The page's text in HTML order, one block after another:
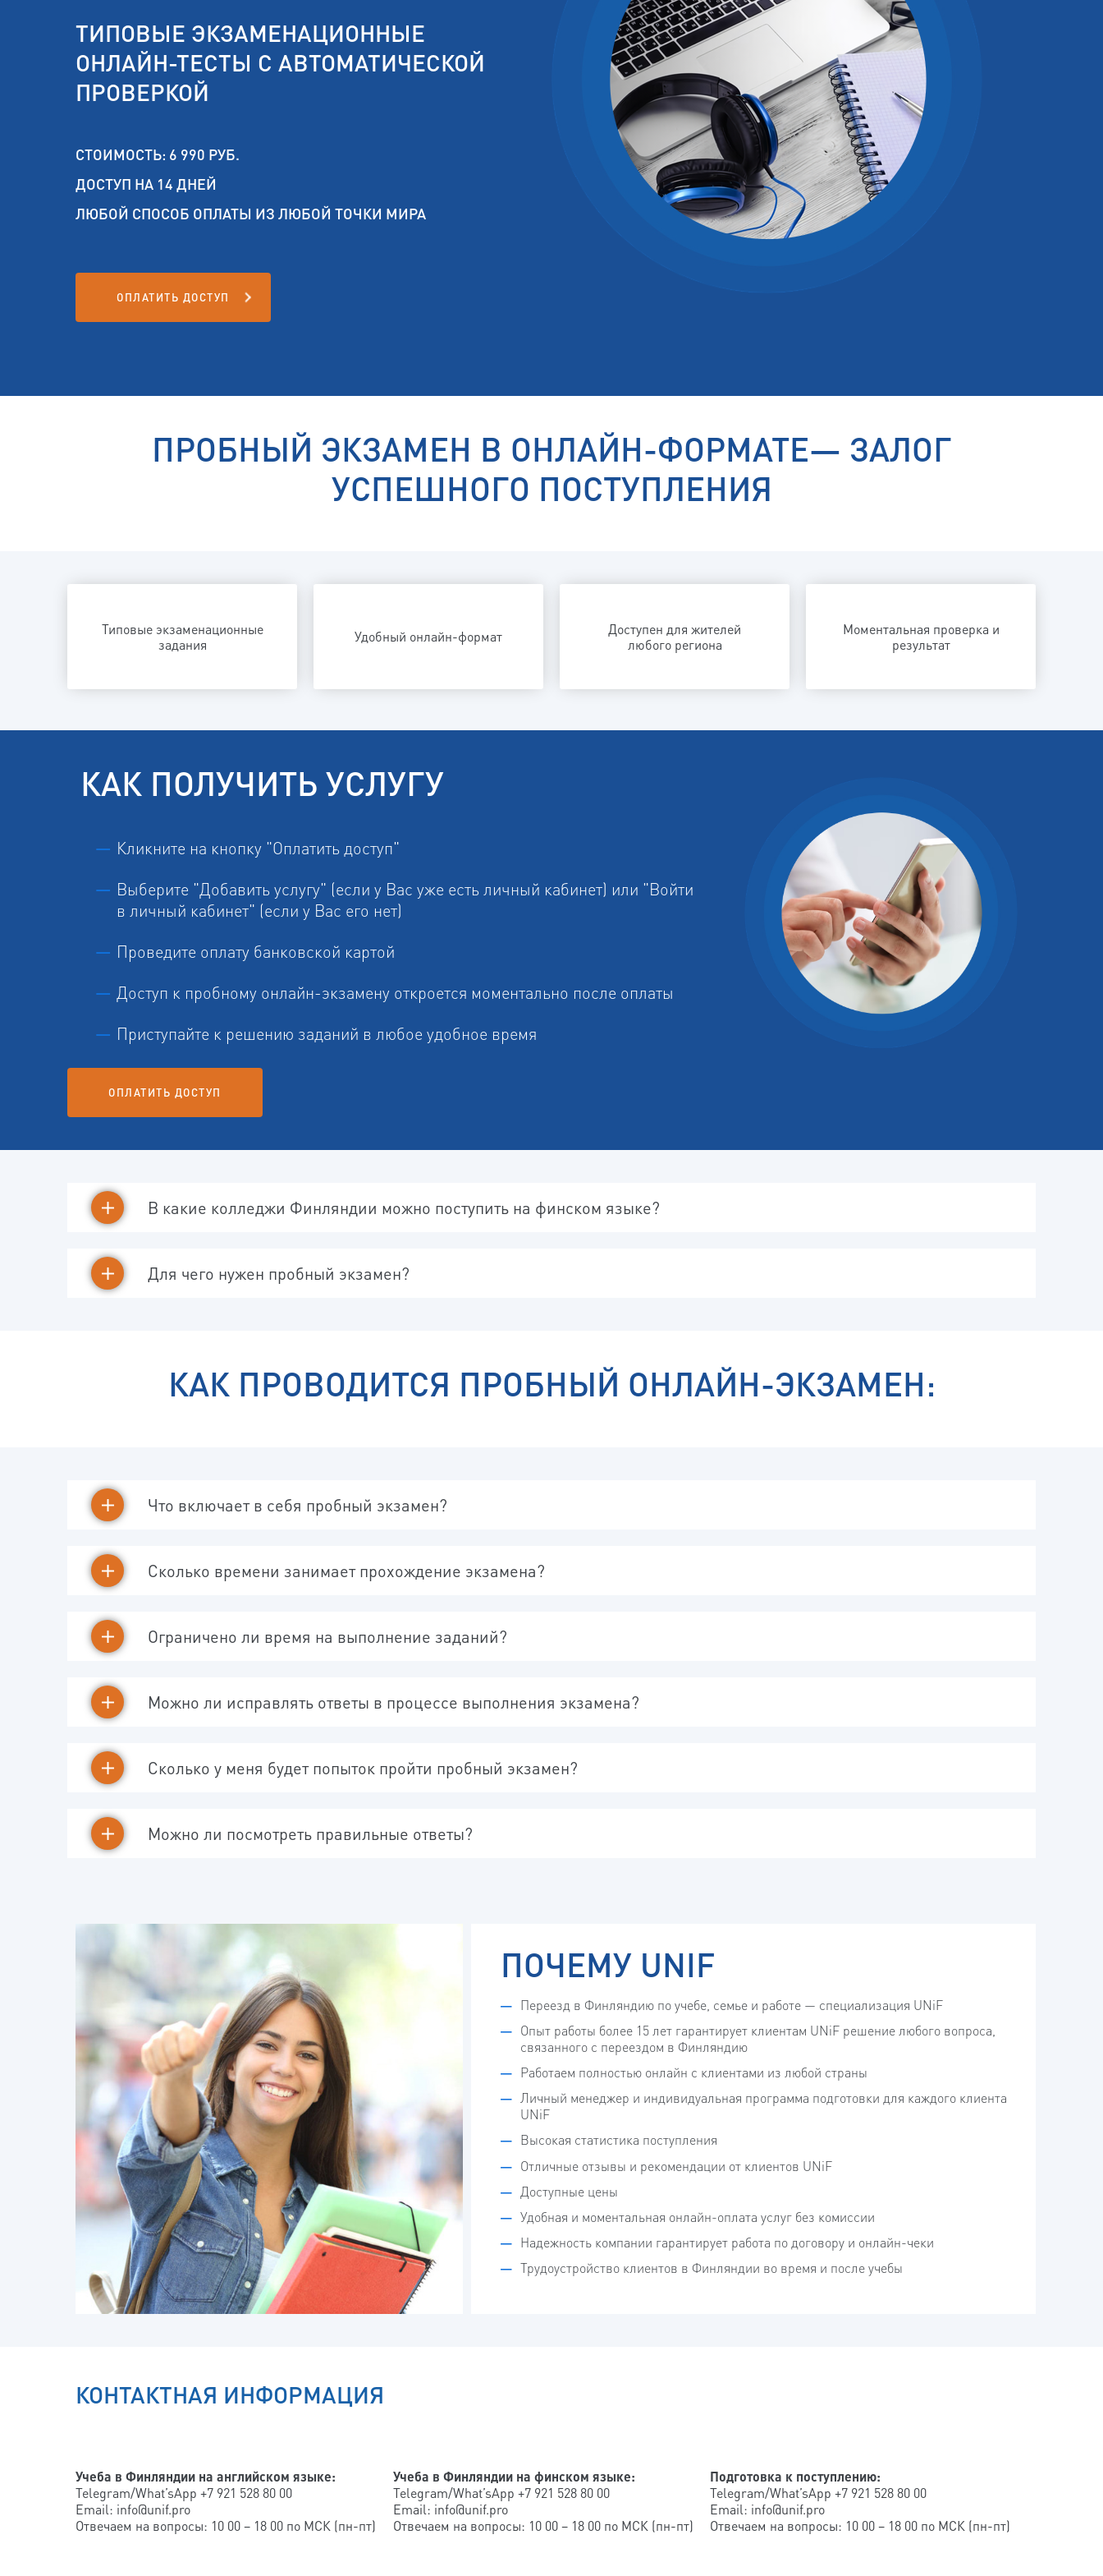
ПОДГОТОВКА В КОЛЛЕДЖИ НА АНГЛИЙСКОМ ЯЗЫКЕ
ПОДГОТОВКА В КОЛЛЕДЖИ НА ФИНСКОМ ЯЗЫКЕ
ПОДГОТОВКА В УНИВЕРСИТЕТЫ НА АНГЛИЙСКОМ ЯЗЫКЕ
ПОДГОТОВКА В ЛИЦЕИ НА ФИНСКОМ ЯЗЫКЕ
ПОДГОТОВКА К ИНТЕРВЬЮ НА АНГЛИЙСКОМ ЯЗЫКЕ
ПОДГОТОВКА К ИНТЕРВЬЮ НА ФИНСКОМ ЯЗЫКЕ
ПРОБНОЕ ИНТЕРВЬЮ НА ФИНСКОМ ЯЗЫКЕ
ТИПОВЫЕ ЭКЗАМЕНАЦИОННЫЕ
ОНЛАЙН-ТЕСТЫ С АВТОМАТИЧЕСКОЙ
ПРОВЕРКОЙ
СТОИМОСТЬ: 6 990 РУБ.
ДОСТУП НА 14 ДНЕЙ
ЛЮБОЙ СПОСОБ ОПЛАТЫ ИЗ ЛЮБОЙ ТОЧКИ МИРА
ОПЛАТИТЬ ДОСТУП
ПРОБНЫЙ ЭКЗАМЕН В ОНЛАЙН-ФОРМАТЕ— ЗАЛОГ
УСПЕШНОГО ПОСТУПЛЕНИЯ
Типовые экзаменационные
задания
Удобный онлайн-формат
Доступен для жителей
любого региона
Моментальная проверка и
результат
КАК ПОЛУЧИТЬ УСЛУГУ
Кликните на кнопку "Оплатить доступ"
Выберите "Добавить услугу" (если у Вас уже есть личный кабинет) или "Войти
в личный кабинет" (если у Вас его нет)
Проведите оплату банковской картой
Доступ к пробному онлайн-экзамену откроется моментально после оплаты
Приступайте к решению заданий в любое удобное время
ОПЛАТИТЬ ДОСТУП
В какие колледжи Финляндии можно поступить на финском языке?
Для чего нужен пробный экзамен?
КАК ПРОВОДИТСЯ ПРОБНЫЙ ОНЛАЙН-ЭКЗАМЕН:
Что включает в себя пробный экзамен?
Сколько времени занимает прохождение экзамена?
Ограничено ли время на выполнение заданий?
Можно ли исправлять ответы в процессе выполнения экзамена?
Сколько у меня будет попыток пройти пробный экзамен?
Можно ли посмотреть правильные ответы?
ПОЧЕМУ UNIF
Переезд в Финляндию по учебе, семье и работе — специализация UNiF
Опыт работы более 15 лет гарантирует клиентам UNiF решение любого вопроса,
связанного с переездом в Финляндию
Работаем полностью онлайн с клиентами из любой страны
Личный менеджер и индивидуальная программа подготовки для каждого клиента
UNiF
Высокая статистика поступления
Отличные отзывы и рекомендации от клиентов UNiF
Доступные цены
Удобная и моментальная онлайн-оплата услуг без комиссии
Надежность компании гарантирует работа по договору и онлайн-чеки
Трудоустройство клиентов в Финляндии во время и после учебы
КОНТАКТНАЯ ИНФОРМАЦИЯ
Учеба в Финляндии на английском языке:
Telegram/What’sApp +7 921 528 80 00
Email: info@unif.pro
Отвечаем на вопросы: 10 00 – 18 00 по МСК (пн-пт)
Учеба в Финляндии на финском языке:
Telegram/What’sApp +7 921 528 80 00
Email: info@unif.pro
Отвечаем на вопросы: 10 00 – 18 00 по МСК (пн-пт)
Подготовка к поступлению:
Telegram/What’sApp +7 921 528 80 00
Email: info@unif.pro
Отвечаем на вопросы: 10 00 – 18 00 по МСК (пн-пт)